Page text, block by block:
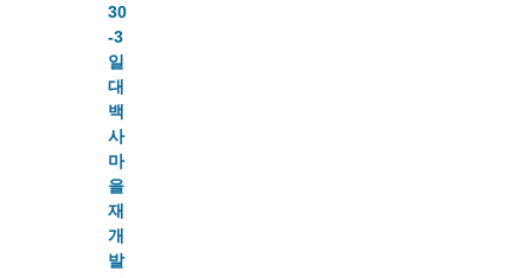
30
-3
일
대
백
사
마
을
재
개
발